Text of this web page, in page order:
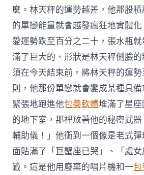
麼。林天秤的運勢越差，他那股
的單戀能量就會越發瘋狂地實體
愛運勢跌至百分之二十，張水瓶
滿了巨大的、形狀是林天秤側臉
須在今天結束前，將林天秤的運
則，他那份單戀就會變成某種具
緊張地跑進他包養軟體堆滿了星
的地下室，那裡放著他的秘密武
輔助儀！」他衝到一個像是老式
面貼滿了「巨蟹座已哭」、「處
籤。這是他用廢棄的唱片機和一